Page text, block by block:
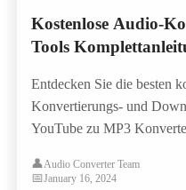
Kostenlose Audio-
Tools
Entdecken Sie die besten
Konvertierungs- und
YouTube zu MP3
Audio-Dateien sicher
👤Audio Converter Team
📅January 16, 2024